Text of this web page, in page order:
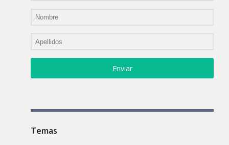
Enviar
Temas